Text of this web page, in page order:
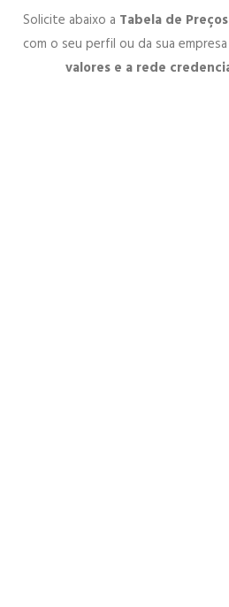
Solicite abaixo a Tabela de
com o seu perfil ou da sua
valores e a rede